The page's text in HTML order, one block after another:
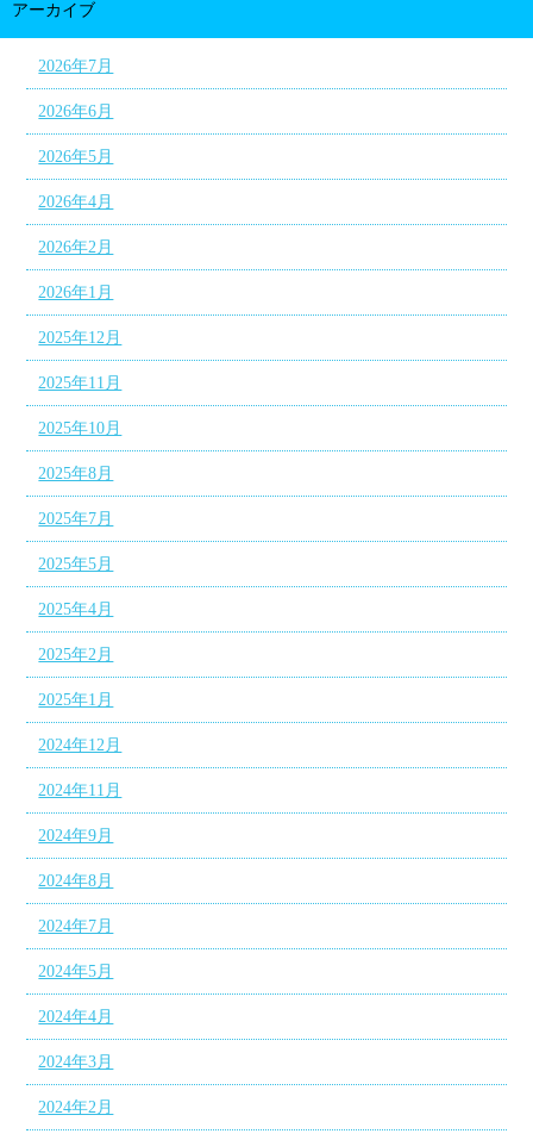
アーカイブ
2026年7月
2026年6月
2026年5月
2026年4月
2026年2月
2026年1月
2025年12月
2025年11月
2025年10月
2025年8月
2025年7月
2025年5月
2025年4月
2025年2月
2025年1月
2024年12月
2024年11月
2024年9月
2024年8月
2024年7月
2024年5月
2024年4月
2024年3月
2024年2月